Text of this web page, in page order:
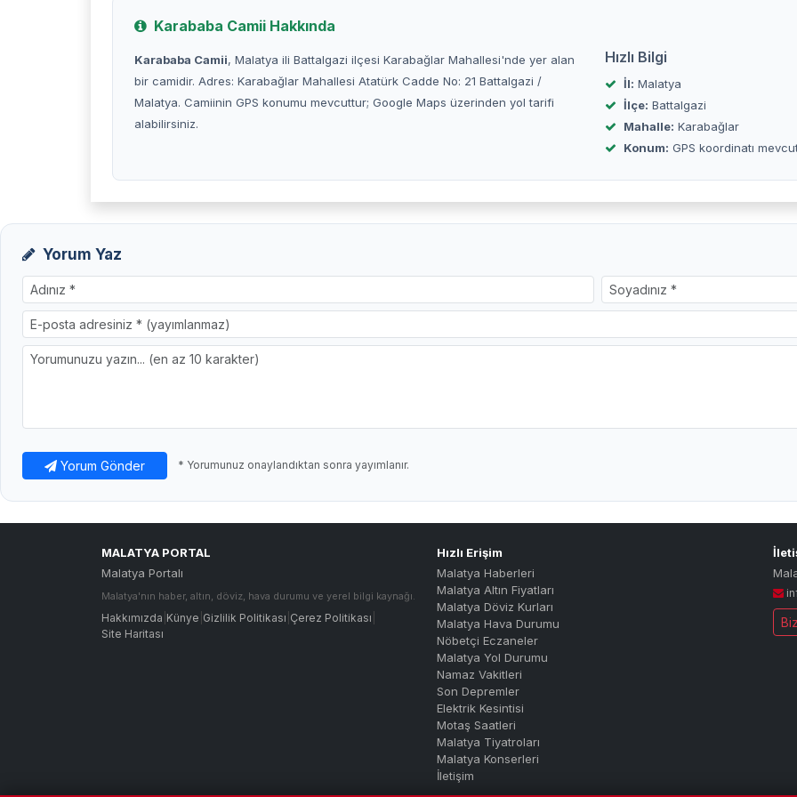
Karababa Camii Hakkında
Karababa Camii, Malatya ili Battalgazi ilçesi Karabağlar Mahallesi'nde yer alan
bir camidir. Adres: Karabağlar Mahallesi Atatürk Cadde No: 21 Battalgazi /
Malatya. Camiinin GPS konumu mevcuttur; Google Maps üzerinden yol tarifi
alabilirsiniz.
Hızlı Bilgi
İl: Malatya
İlçe: Battalgazi
Mahalle: Karabağlar
Konum: GPS koordinatı
Yorum Yaz
Yorum Gönder * Yorumunuz onaylandıktan sonra yayımlanır.
MALATYA PORTAL
Malatya Portalı
Malatya'nın haber, altın, döviz, hava durumu ve yerel bilgi kaynağı.
Hakkımızda Künye Gizlilik Politikası Çerez Politikası
Site Haritası
Hızlı Erişim
Malatya Haberleri
Malatya Altın Fiyatları
Malatya Döviz Kurları
Malatya Hava Durumu
Nöbetçi Eczaneler
Malatya Yol Durumu
Namaz Vakitleri
Son Depremler
Elektrik Kesintisi
Motaş Saatleri
Malatya Tiyatroları
Malatya Konserleri
İletişim